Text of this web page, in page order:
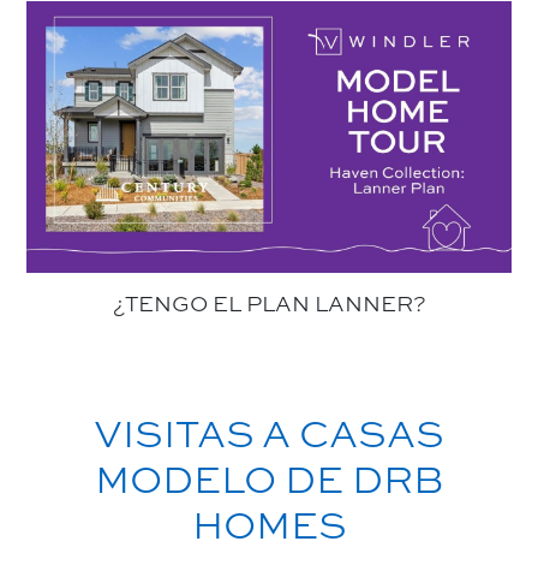
¿TENGO EL PLAN LANNER?
VISITAS A CASAS
MODELO DE DRB
HOMES